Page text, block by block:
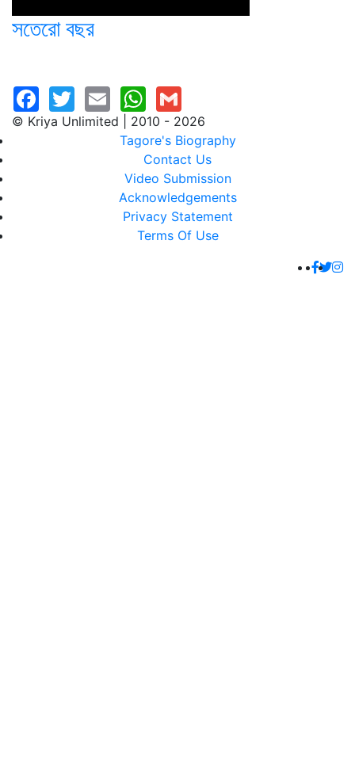
সতেরো বছর
© Kriya Unlimited | 2010 - 2026
Tagore's Biography
Contact Us
Video Submission
Acknowledgements
Privacy Statement
Terms Of Use